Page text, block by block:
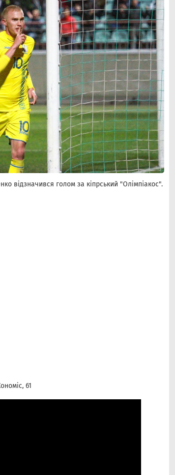
відзначився голом за кіпрський "Олімпіакос".
61